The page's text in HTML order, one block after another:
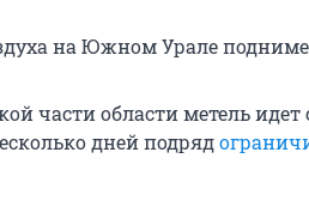
на Южном Урале
части области метель идет
дней подряд